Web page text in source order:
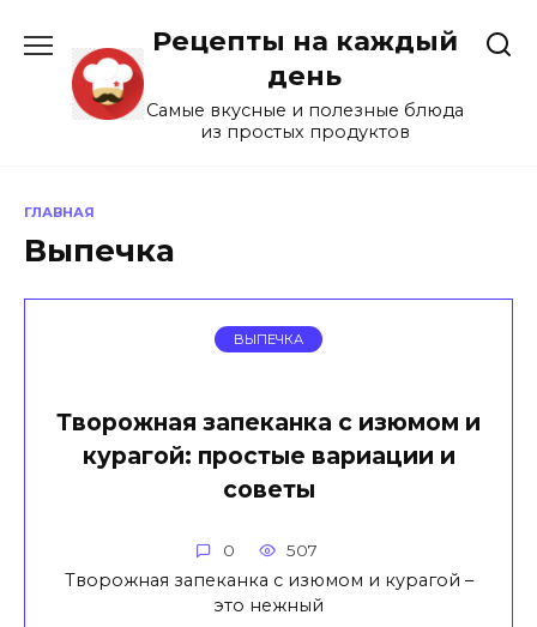
содержанию
Рецепты на каждый
день
Самые вкусные и полезные блюда
из простых продуктов
ГЛАВНАЯ
Выпечка
ВЫПЕЧКА
Творожная запеканка с изюмом и
курагой: простые вариации и
советы
0 507
Творожная запеканка с изюмом и курагой –
это нежный